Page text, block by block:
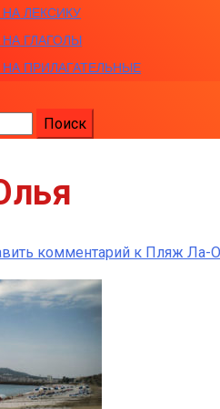
ЛЕКСИКУ
ГЛАГОЛЫ
НА ПРИЛАГАТЕЛЬНЫЕ
комментарий к Пляж Ла-